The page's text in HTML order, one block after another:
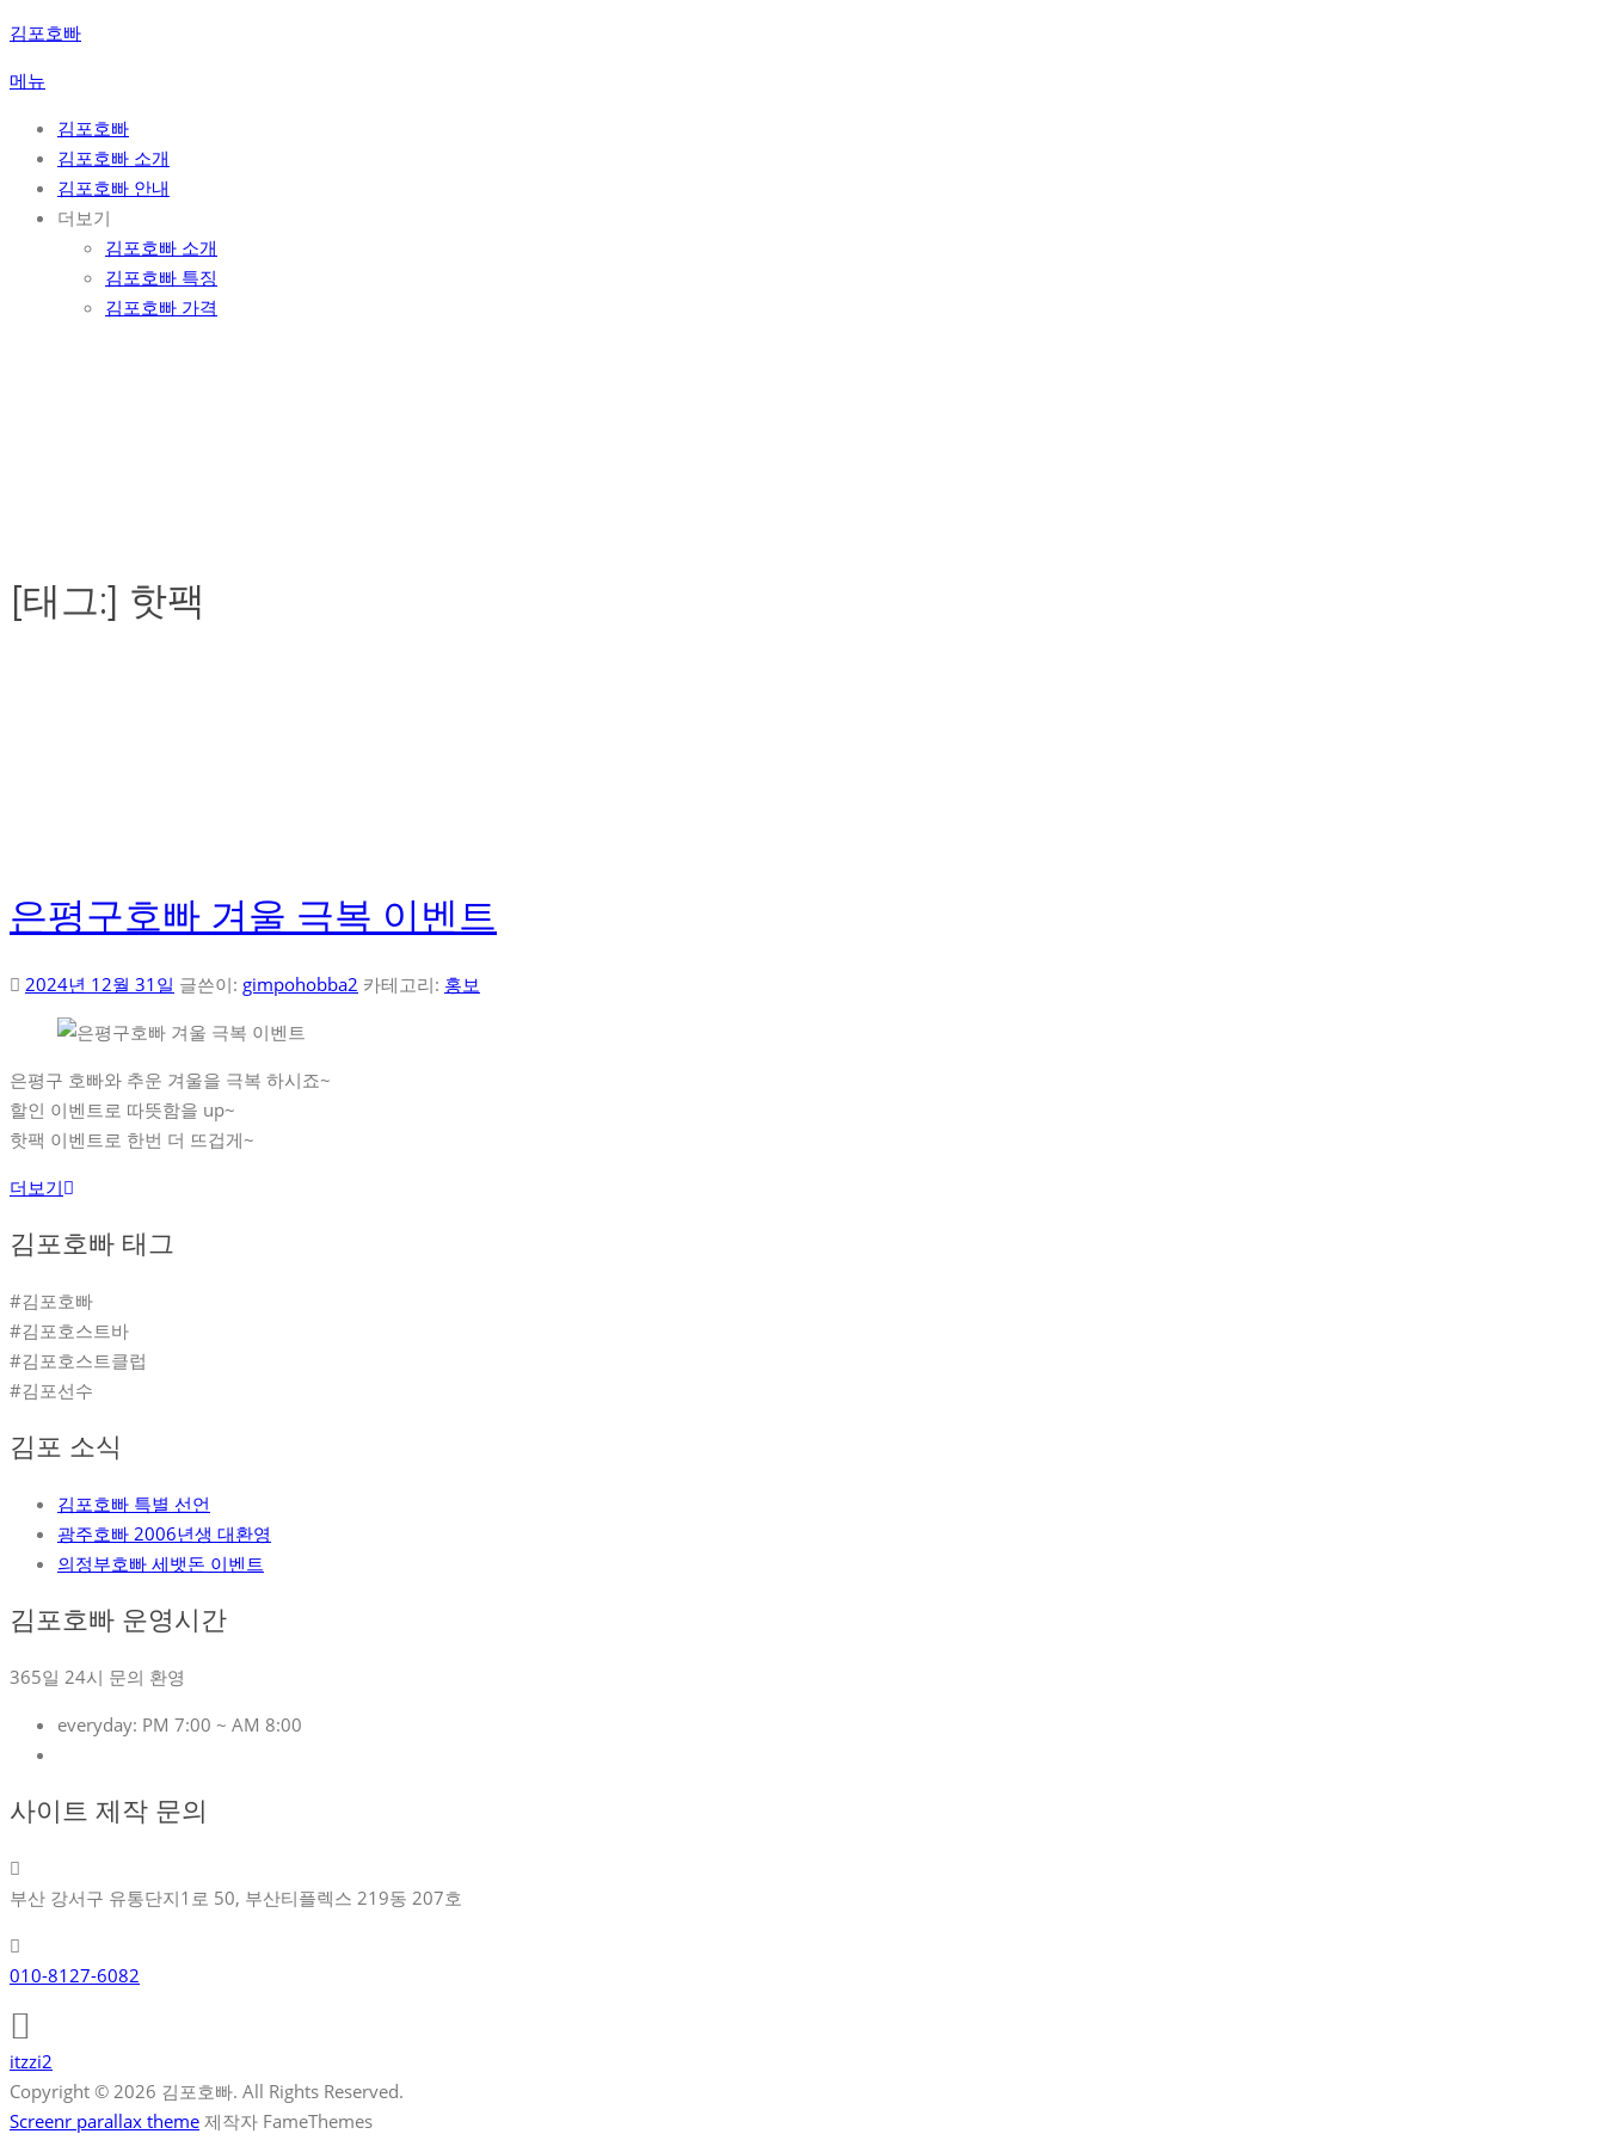
콘
츠
김포호빠
메뉴
김포호빠
김포호빠 소개
김포호빠 안내
더보기
김포호빠 소개
김포호빠 특징
김포호빠 가격
[태그:] 핫팩
은평구호빠 겨울 극복 이벤트
2024년 12월 31일 글쓴이: gimpohobba2 카테고리: 홍보
은평구 호빠와 추운 겨울을 극복 하시죠~
할인 이벤트로 따뜻함을 up~
핫팩 이벤트로 한번 더 뜨겁게~
더보기
김포호빠 태그
#김포호빠
#김포호스트바
#김포호스트클럽
#김포선수
김포 소식
김포호빠 특별 선언
광주호빠 2006년생 대환영
의정부호빠 세뱃돈 이벤트
김포호빠 운영시간
365일 24시 문의 환영
everyday: PM 7:00 ~ AM 8:00
사이트 제작 문의
부산 강서구 유통단지1로 50, 부산티플렉스 219동 207호
010-8127-6082
itzzi2
Copyright © 2026 김포호빠. All Rights Reserved.
Screenr parallax theme 제작자 FameThemes